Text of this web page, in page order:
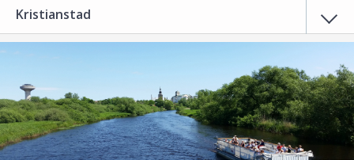
Kristianstad